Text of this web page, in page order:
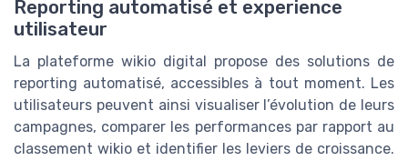
Reporting automatisé et experience
utilisateur
La plateforme wikio digital propose des solutions de
reporting automatisé, accessibles à tout moment. Les
utilisateurs peuvent ainsi visualiser l’évolution de leurs
campagnes, comparer les performances par rapport au
classement wikio et identifier les leviers de croissance.